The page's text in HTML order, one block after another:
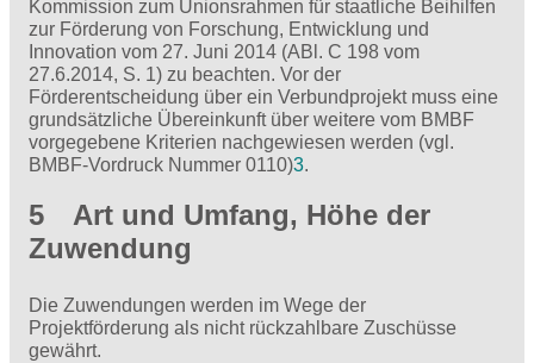
Kommission zum Unionsrahmen für staatliche Beihilfen
zur Förderung von Forschung, Entwicklung und
Innovation vom 27. Juni 2014 (ABl. C 198 vom
27.6.2014, S. 1) zu beachten. Vor der
Förderentscheidung über ein Verbundprojekt muss eine
grundsätzliche Übereinkunft über weitere vom BMBF
vorgegebene Kriterien nachgewiesen werden (vgl.
BMBF-Vordruck Nummer 0110)3.
5 Art und Umfang, Höhe der
Zuwendung
Die Zuwendungen werden im Wege der
Projektförderung als nicht rückzahlbare Zuschüsse
gewährt.